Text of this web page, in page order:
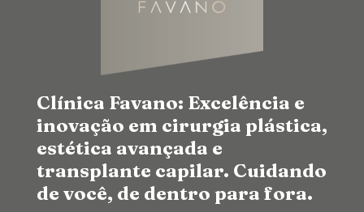
Clínica Favano: Excelência e
inovação em cirurgia plástica,
estética avançada e
transplante capilar. Cuidando
de você, de dentro para fora.